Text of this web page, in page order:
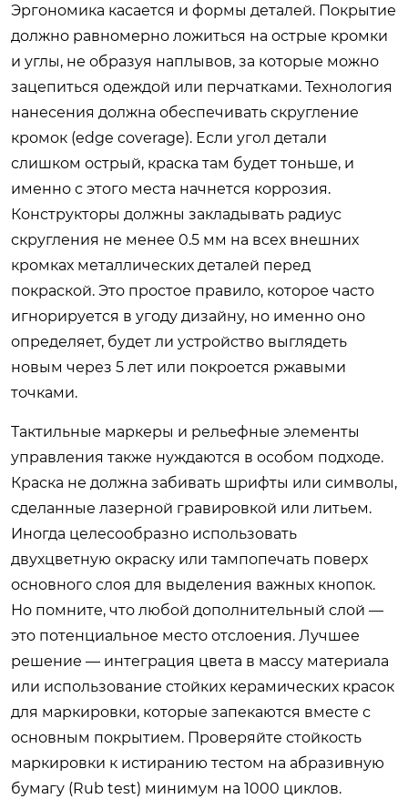
Эргономика касается и формы деталей. Покрытие
должно равномерно ложиться на острые кромки
и углы, не образуя наплывов, за которые можно
зацепиться одеждой или перчатками. Технология
нанесения должна обеспечивать скругление
кромок (edge coverage). Если угол детали
слишком острый, краска там будет тоньше, и
именно с этого места начнется коррозия.
Конструкторы должны закладывать радиус
скругления не менее 0.5 мм на всех внешних
кромках металлических деталей перед
покраской. Это простое правило, которое часто
игнорируется в угоду дизайну, но именно оно
определяет, будет ли устройство выглядеть
новым через 5 лет или покроется ржавыми
точками.
Тактильные маркеры и рельефные элементы
управления также нуждаются в особом подходе.
Краска не должна забивать шрифты или символы,
сделанные лазерной гравировкой или литьем.
Иногда целесообразно использовать
двухцветную окраску или тампопечать поверх
основного слоя для выделения важных кнопок.
Но помните, что любой дополнительный слой —
это потенциальное место отслоения. Лучшее
решение — интеграция цвета в массу материала
или использование стойких керамических красок
для маркировки, которые запекаются вместе с
основным покрытием. Проверяйте стойкость
маркировки к истиранию тестом на абразивную
бумагу (Rub test) минимум на 1000 циклов.